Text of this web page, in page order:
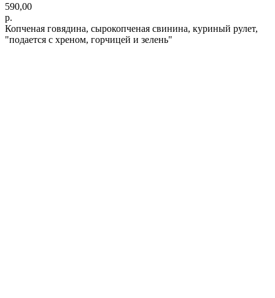
590,00
р.
Копченая говядина, сырокопченая свинина, куриный рулет,
"подается с хреном, горчицей и зелень"